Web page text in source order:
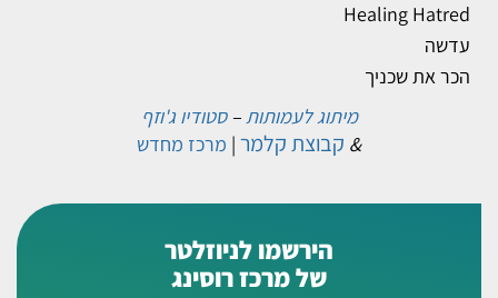
Healing Hatred
עדשה
הכר את שכניך
מיתוג לעמותות–סטודיו ג'וזף
& קבוצת קלמר | מרכז מחדש
הירשמו לניוזלטר
של מרכז רוסינג